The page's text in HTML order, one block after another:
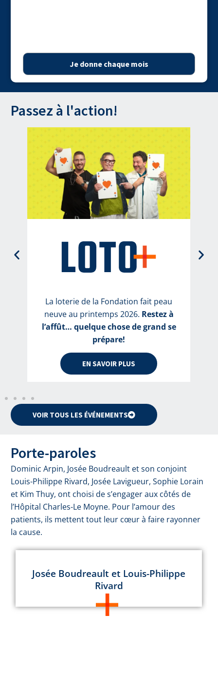
Je donne chaque mois
Passez à l'action!
La loterie de la Fondation fait peau
neuve au printemps 2026. Restez à
l’affût… quelque chose de grand se
prépare!
EN SAVOIR PLUS
VOIR TOUS LES ÉVÉNEMENTS
Porte-paroles
Dominic Arpin, Josée Boudreault et son conjoint
Louis-Philippe Rivard, Josée Lavigueur, Sophie Lorain
et Kim Thuy, ont choisi de s’engager aux côtés de
l’Hôpital Charles-Le Moyne. Pour l’amour des
patients, ils mettent tout leur cœur à faire rayonner
la cause.
Josée Boudreault et Louis-Philippe
Rivard